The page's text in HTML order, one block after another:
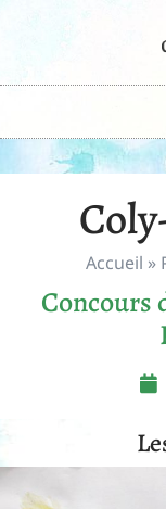
Accueil »
Concours